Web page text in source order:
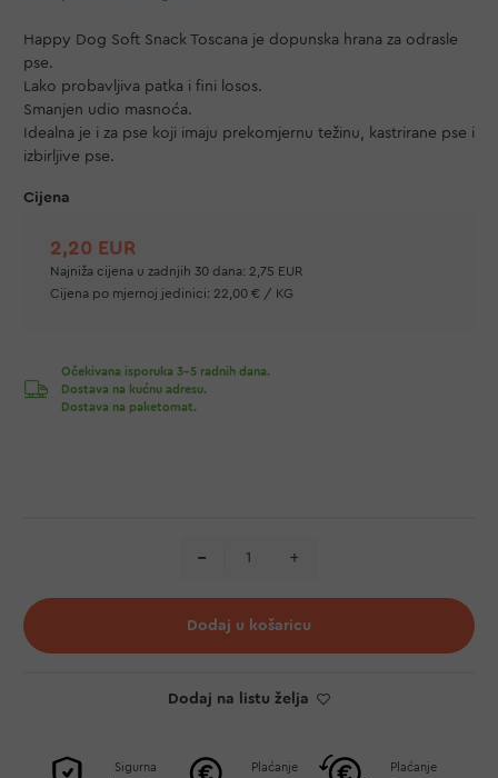
Happy Dog Soft Snack Toscana je dopunska hrana za odrasle
pse.
Lako probavljiva patka i fini losos.
Smanjen udio masnoća.
Idealna je i za pse koji imaju prekomjernu težinu, kastrirane pse i
izbirljive pse.
2,20 EUR
Najniža cijena u zadnjih 30 dana: 2,75 EUR
Cijena po mjernoj jedinici: 22,00 € / KG
Očekivana isporuka 3-5 radnih dana.
Dostava na kućnu adresu.
Dostava na paketomat.
Dodaj u košaricu
Dodaj na listu želja
Sigurna
Plaćanje
Plaćanje